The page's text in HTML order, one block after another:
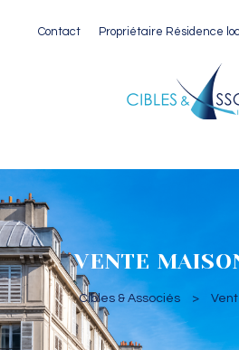
Contact Propriétaire Résidence
VENTE
Cibles & Associés >